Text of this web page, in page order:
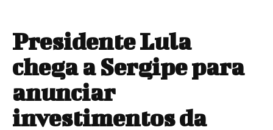
Presidente Lula
chega a Sergipe para
anunciar
investimentos da